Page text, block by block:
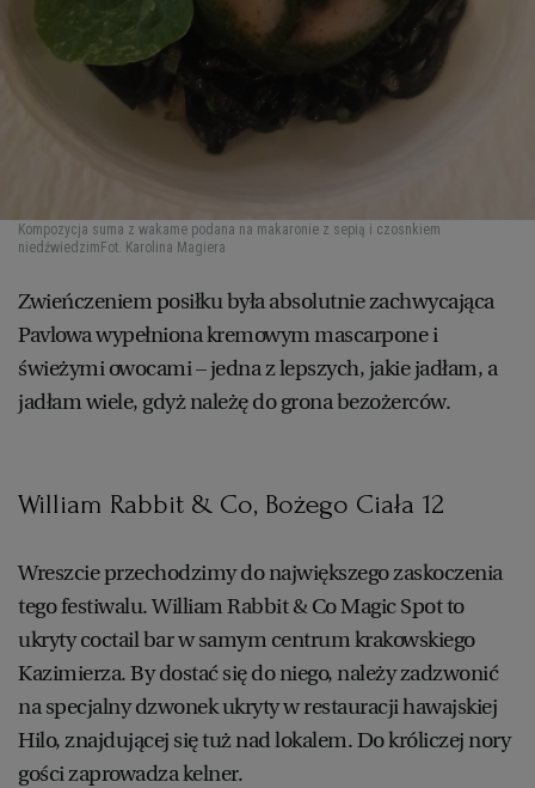
Kompozycja suma z wakame podana na makaronie z sepią i czosnkiem
niedźwiedzimFot. Karolina Magiera
Zwieńczeniem posiłku była absolutnie zachwycająca
Pavlowa wypełniona kremowym mascarpone i
świeżymi owocami – jedna z lepszych, jakie jadłam, a
jadłam wiele, gdyż należę do grona bezożerców.
William Rabbit & Co, Bożego Ciała 12
Wreszcie przechodzimy do największego zaskoczenia
tego festiwalu. William Rabbit & Co Magic Spot to
ukryty coctail bar w samym centrum krakowskiego
Kazimierza. By dostać się do niego, należy zadzwonić
na specjalny dzwonek ukryty w restauracji hawajskiej
Hilo, znajdującej się tuż nad lokalem. Do króliczej nory
gości zaprowadza kelner.